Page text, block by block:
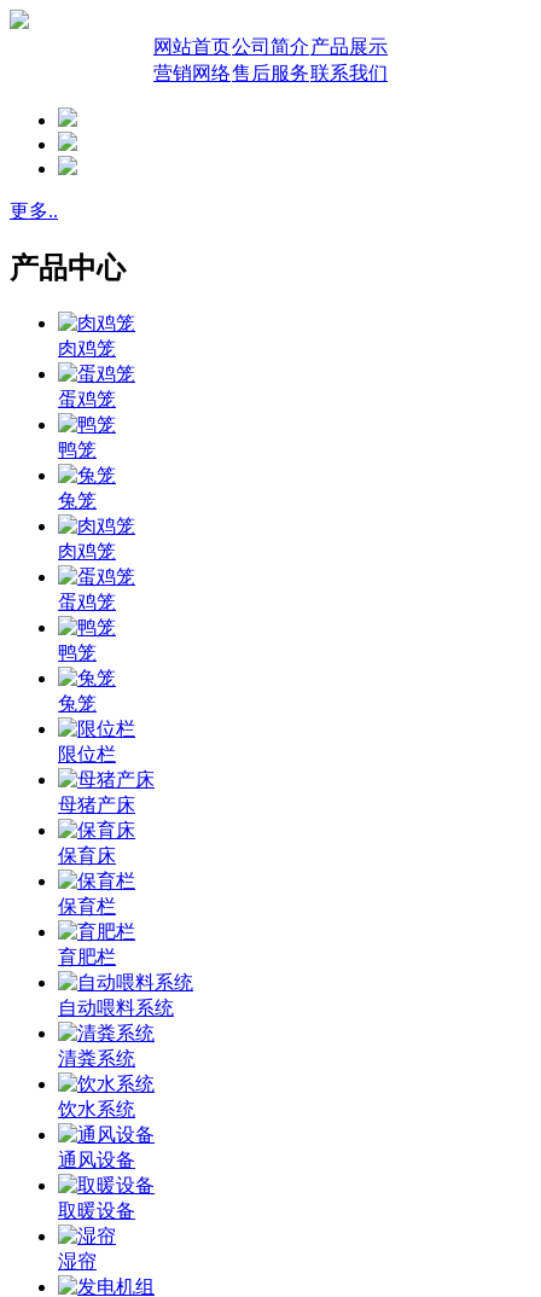
网站首页公司简介产品展示
营销网络售后服务联系我们
更多..
产品中心
肉鸡笼
蛋鸡笼
鸭笼
兔笼
肉鸡笼
蛋鸡笼
鸭笼
兔笼
限位栏
母猪产床
保育床
保育栏
育肥栏
自动喂料系统
清粪系统
饮水系统
通风设备
取暖设备
湿帘